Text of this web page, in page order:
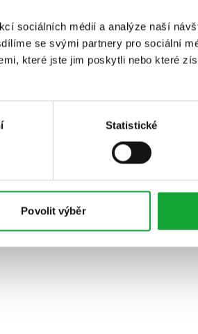
sociálních médií a analýze naší
se svými partnery pro sociální
které jste jim poskytli nebo které
Statistické
Povolit výběr